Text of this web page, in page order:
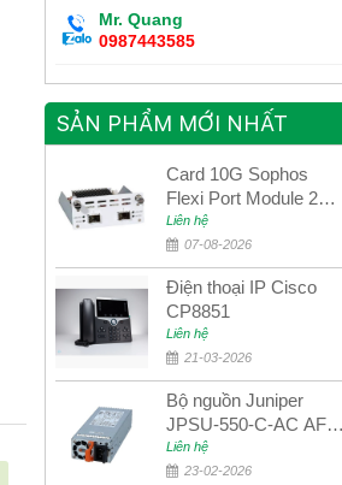
Mr. Quang
0987443585
SẢN PHẨM MỚI NHẤT
Card 10G Sophos
Flexi Port Module 2
port 10GbE SFP+
SGMOD2F2PUR
2port 10GbE SFP+
Liên hệ
07-08-2026
Điện thoại IP Cisco
CP8851
Liên hệ
21-03-2026
Bộ nguồn Juniper
JPSU-550-C-AC AFO
nguồn AC công suất
550W dùng cho dòng
Liên hệ
23-02-2026